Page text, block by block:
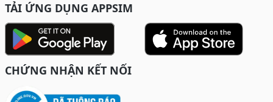
TẢI ỨNG DỤNG APPSIM
CHỨNG NHẬN KẾT NỐI